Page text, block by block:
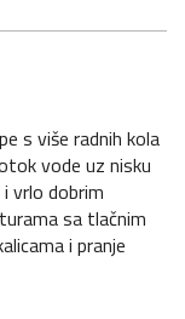
s više radnih kola
vode uz nisku
vrlo dobrim
sa tlačnim
i pranje